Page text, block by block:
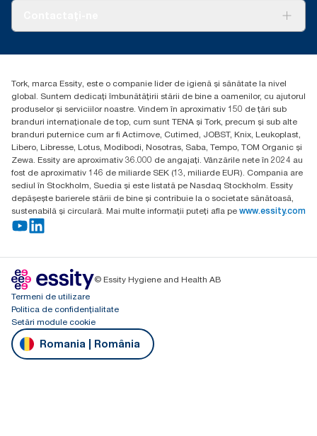
Essity Hungary Kft. Professional Hygiene
Budakeszi út 51.
Tork, marca Essity, este o companie lider de igienă și sănătate la nivel
global. Suntem dedicați îmbunătățirii stării de bine a oamenilor, cu ajutorul
produselor și serviciilor noastre. Vindem în aproximativ 150 de țări sub
branduri internaționale de top, cum sunt TENA și Tork, precum și sub alte
branduri puternice cum ar fi Actimove, Cutimed, JOBST, Knix, Leukoplast,
Libero, Libresse, Lotus, Modibodi, Nosotras, Saba, Tempo, TOM Organic și
Zewa. Essity are aproximativ 36.000 de angajați. Vânzările nete în 2024 au
fost de aproximativ 146 de miliarde SEK (13, miliarde EUR). Compania are
sediul în Stockholm, Suedia și este listată pe Nasdaq Stockholm. Essity
depășește barierele stării de bine și contribuie la o societate sănătoasă,
sustenabilă și circulară. Mai multe informații puteți afla pe www.essity.com
© Essity Hygiene and Health AB
Termeni de utilizare
Politica de confidențialitate
Setări module cookie
Romania | România